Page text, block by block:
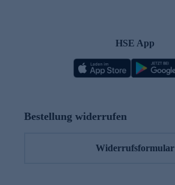
HSE App
Bestellung widerrufen
Widerrufsformular